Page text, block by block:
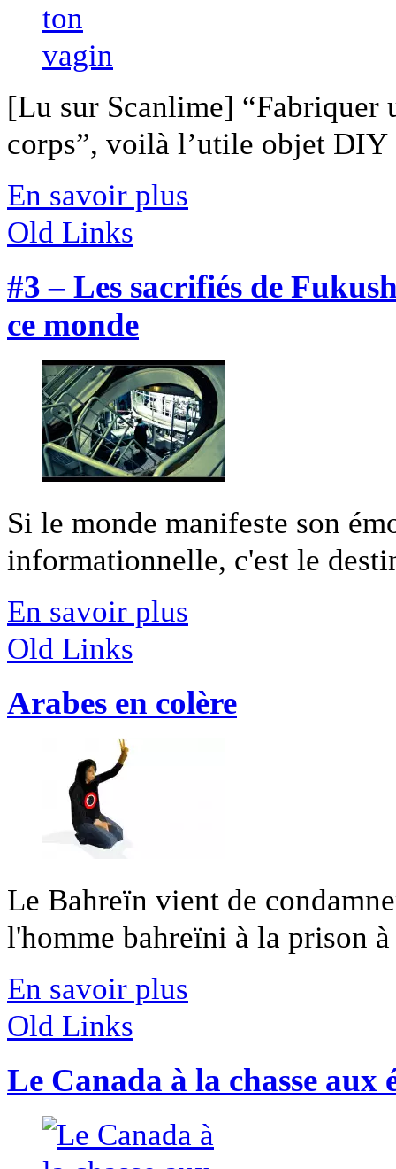
[Lu sur Scanlime] “Fabriquer
corps”, voilà l’utile objet
En savoir plus
Old Links
#3 – Les sacrifiés de
ce monde
Si le monde manifeste son
informationnelle, c'est le
En savoir plus
Old Links
Arabes en colère
Le Bahreïn vient de
l'homme bahreïni à la prison
En savoir plus
Old Links
Le Canada à la chasse aux